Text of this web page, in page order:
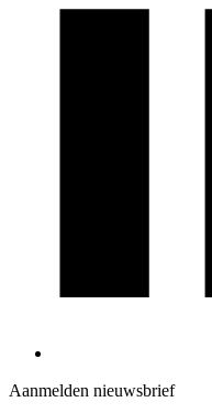
Aanmelden nieuwsbrief